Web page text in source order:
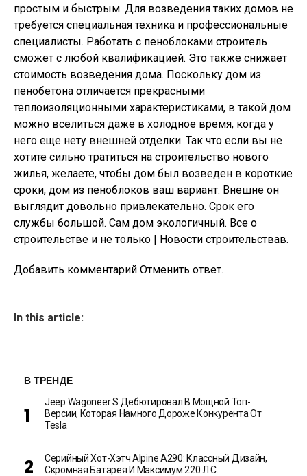
простым и быстрым. Для возведения таких домов не
требуется специальная техника и профессиональные
специалисты. Работать с пеноблоками строитель
сможет с любой квалификацией. Это также снижает
стоимость возведения дома. Поскольку дом из
пенобетона отличается прекрасными
теплоизоляционными характеристиками, в такой дом
можно вселиться даже в холодное время, когда у
него еще нету внешней отделки. Так что если вы не
хотите сильно тратиться на строительство нового
жилья, желаете, чтобы дом был возведен в короткие
сроки, дом из пеноблоков ваш вариант. Внешне он
выглядит довольно привлекательно. Срок его
службы большой. Сам дом экологичный. Все о
строительстве и не только | Новости строительствав.
Добавить комментарий Отменить ответ.
In this article:
В ТРЕНДЕ
Jeep Wagoneer S Дебютировал В Мощной Топ-
Версии, Которая Намного Дороже Конкурента От
Tesla
Серийный Хот-Хэтч Alpine A290: Классный Дизайн,
Скромная Батарея И Максимум 220 Л.с.